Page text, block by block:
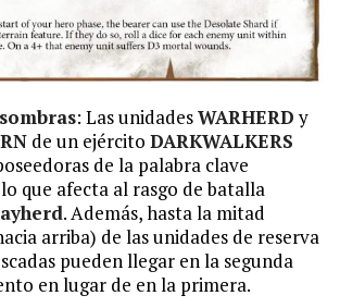
: Las unidadesWARHERDy
de un ejército DARKWALKERS
de la palabra clave
que afecta al rasgo de batalla
. Además, hasta la mitad
arriba) de las unidades de reserva
pueden llegar en la segunda
en lugar de en la primera.